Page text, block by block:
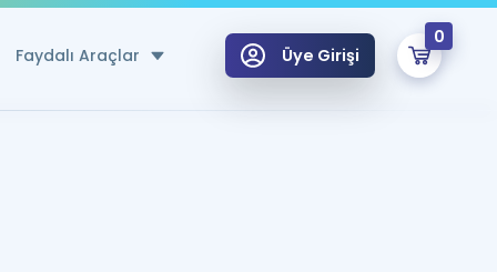
Faydalı Araçlar Üye Girişi
0